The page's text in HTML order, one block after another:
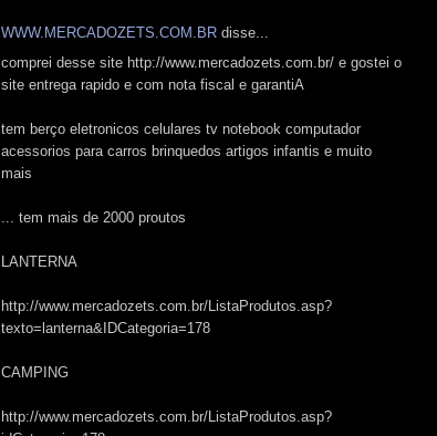
WWW.MERCADOZETS.COM.BR disse...
comprei desse site http://www.mercadozets.com.br/ e gostei o
site entrega rapido e com nota fiscal e garantiA
tem berço eletronicos celulares tv notebook computador
acessorios para carros brinquedos artigos infantis e muito
mais
... tem mais de 2000 proutos
LANTERNA
http://www.mercadozets.com.br/ListaProdutos.asp?
texto=lanterna&IDCategoria=178
CAMPING
http://www.mercadozets.com.br/ListaProdutos.asp?